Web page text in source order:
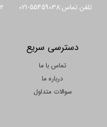
تلفن تماس:55459038-021 55459022-021 09126883974
دسترسی سریع
تماس با ما
درباره ما
سوالات متداول